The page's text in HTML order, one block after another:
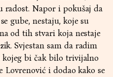
radost. Napor i pokušaj da
gube, nestaju, koje su
od tih stvari koja nestaje
Svjestan sam da radim
kojeg bi čak bilo trivijalno
Lovrenović i dodao kako se